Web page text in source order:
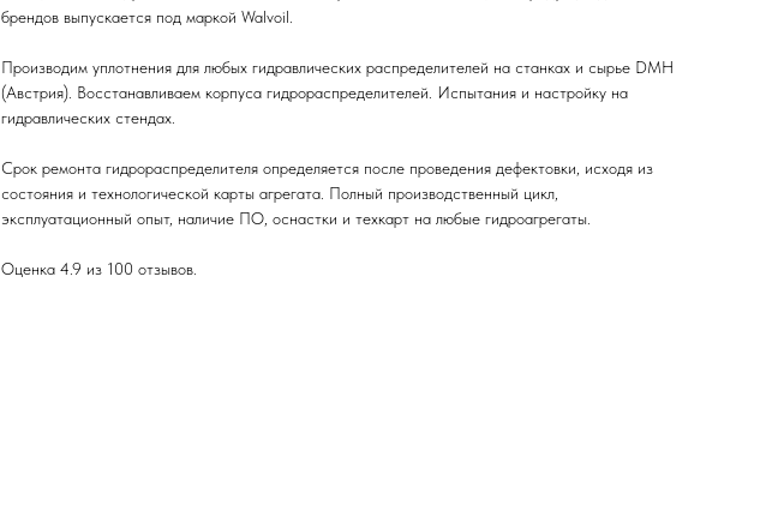
брендов выпускается под маркой Walvoil.
Производим уплотнения для любых гидравлических распределителей на станках и сырье DMH
(Австрия). Восстанавливаем корпуса гидрораспределителей. Испытания и настройку на
гидравлических стендах.
Срок ремонта гидрораспределителя определяется после проведения дефектовки, исходя из
состояния и технологической карты агрегата. Полный производственный цикл,
эксплуатационный опыт, наличие ПО, оснастки и техкарт на любые гидроагрегаты.
Оценка 4.9 из 100 отзывов.